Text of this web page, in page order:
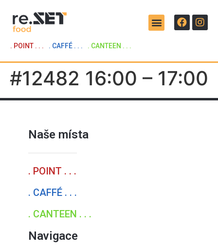
. POINT . . . . CAFFÉ . . . . CANTEEN . . .
#12482 16:00 – 17:00
Naše místa
. POINT . . .
. CAFFÉ . . .
. CANTEEN . . .
Navigace